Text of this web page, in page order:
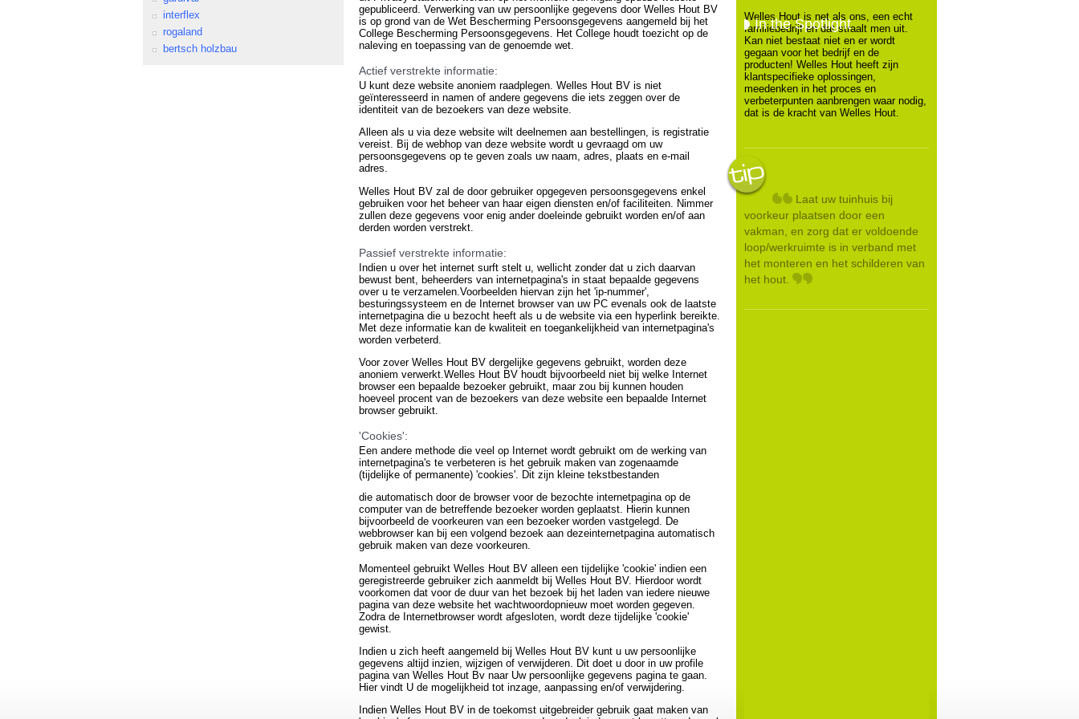
interflex
rogaland
bertsch holzbau
gepubliceerd. Verwerking van uw persoonlijke gegevens door Welles Hout BV
is op grond van de Wet Bescherming Persoonsgegevens aangemeld bij het
College Bescherming Persoonsgegevens. Het College houdt toezicht op de
naleving en toepassing van de genoemde wet.
Actief verstrekte informatie:
U kunt deze website anoniem raadplegen. Welles Hout BV is niet
geïnteresseerd in namen of andere gegevens die iets zeggen over de
identiteit van de bezoekers van deze website.
Alleen als u via deze website wilt deelnemen aan bestellingen, is registratie
vereist. Bij de webhop van deze website wordt u gevraagd om uw
persoonsgegevens op te geven zoals uw naam, adres, plaats en e-mail
adres.
Welles Hout BV zal de door gebruiker opgegeven persoonsgegevens enkel
gebruiken voor het beheer van haar eigen diensten en/of faciliteiten. Nimmer
zullen deze gegevens voor enig ander doeleinde gebruikt worden en/of aan
derden worden verstrekt.
Passief verstrekte informatie:
Indien u over het internet surft stelt u, wellicht zonder dat u zich daarvan
bewust bent, beheerders van internetpagina's in staat bepaalde gegevens
over u te verzamelen.Voorbeelden hiervan zijn het 'ip-nummer',
besturingssysteem en de Internet browser van uw PC evenals ook de laatste
internetpagina die u bezocht heeft als u de website via een hyperlink bereikte.
Met deze informatie kan de kwaliteit en toegankelijkheid van internetpagina's
worden verbeterd.
Voor zover Welles Hout BV dergelijke gegevens gebruikt, worden deze
anoniem verwerkt.Welles Hout BV houdt bijvoorbeeld niet bij welke Internet
browser een bepaalde bezoeker gebruikt, maar zou bij kunnen houden
hoeveel procent van de bezoekers van deze website een bepaalde Internet
browser gebruikt.
'Cookies':
Een andere methode die veel op Internet wordt gebruikt om de werking van
internetpagina's te verbeteren is het gebruik maken van zogenaamde
(tijdelijke of permanente) 'cookies'. Dit zijn kleine tekstbestanden
die automatisch door de browser voor de bezochte internetpagina op de
computer van de betreffende bezoeker worden geplaatst. Hierin kunnen
bijvoorbeeld de voorkeuren van een bezoeker worden vastgelegd. De
webbrowser kan bij een volgend bezoek aan dezeinternetpagina automatisch
gebruik maken van deze voorkeuren.
Momenteel gebruikt Welles Hout BV alleen een tijdelijke 'cookie' indien een
geregistreerde gebruiker zich aanmeldt bij Welles Hout BV. Hierdoor wordt
voorkomen dat voor de duur van het bezoek bij het laden van iedere nieuwe
pagina van deze website het wachtwoordopnieuw moet worden gegeven.
Zodra de Internetbrowser wordt afgesloten, wordt deze tijdelijke 'cookie'
gewist.
Indien u zich heeft aangemeld bij Welles Hout BV kunt u uw persoonlijke
gegevens altijd inzien, wijzigen of verwijderen. Dit doet u door in uw profile
pagina van Welles Hout Bv naar Uw persoonlijke gegevens pagina te gaan.
Hier vindt U de mogelijkheid tot inzage, aanpassing en/of verwijdering.
Indien Welles Hout BV in de toekomst uitgebreider gebruik gaat maken van
In the Spotlight
Welles Hout is net als ons, een echt
familiebedrijf en dat straalt men uit.
Kan niet bestaat niet en er wordt
gegaan voor het bedrijf en de
producten! Welles Hout heeft zijn
klantspecifieke oplossingen,
meedenken in het proces en
verbeterpunten aanbrengen waar nodig,
dat is de kracht van Welles Hout.
Laat uw tuinhuis bij
voorkeur plaatsen door een
vakman, en zorg dat er voldoende
loop/werkruimte is in verband met
het monteren en het schilderen van
het hout.